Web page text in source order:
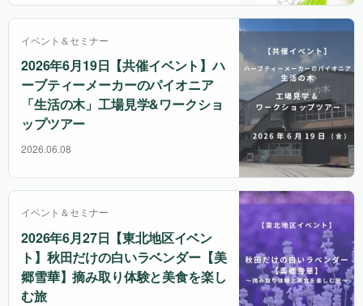
イベント＆セミナー
2026年6月19日【共催イベント】ハ
ーブティーメーカーのパイオニア
「生活の木」工場見学&ワークショ
ップツアー
2026.06.08
イベント＆セミナー
2026年6月27日【東北地区イベン
ト】秋田だけの白いラベンダー【美
郷雪華】摘み取り体験と美食を楽し
む旅